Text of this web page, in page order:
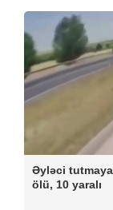
Əyləci
ölü, 10 yaralı